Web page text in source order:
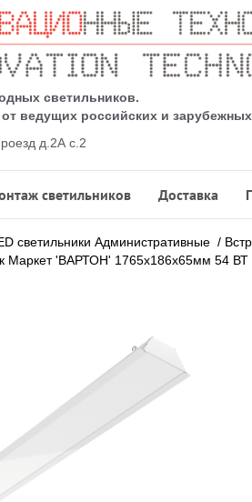
светильников.
от ведущих российских и
д.2А с.2
светильников Доставка
светильники Административные /
Маркет 'ВАРТОН' 1765х186х65мм 54